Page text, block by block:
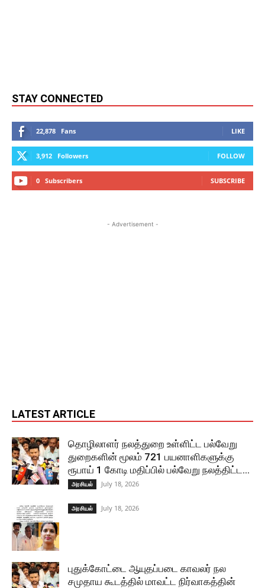
STAY CONNECTED
22,878 Fans LIKE
3,912 Followers FOLLOW
0 Subscribers SUBSCRIBE
- Advertisement -
LATEST ARTICLE
தொழிலாளர் நலத்துறை உள்ளிட்ட பல்வேறு
துறைகளின் மூலம் 721 பயனாளிகளுக்கு
ரூபாய் 1 கோடி மதிப்பில் பல்வேறு நலத்திட்ட...
அரசியல் July 18, 2026
அரசியல் July 18, 2026
புதுக்கோட்டை ஆயுதப்படை காவலர் நல
சமுதாய கூடத்தில் மாவட்ட நிர்வாகத்தின்